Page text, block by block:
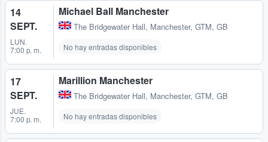
14
SEPT.
LUN.
7:00 p. m.
Michael Ball Manchester
The Bridgewater Hall, Manchester, GTM, GB
No hay entradas disponibles
17
SEPT.
JUE.
7:00 p. m.
Marillion Manchester
The Bridgewater Hall, Manchester, GTM, GB
No hay entradas disponibles